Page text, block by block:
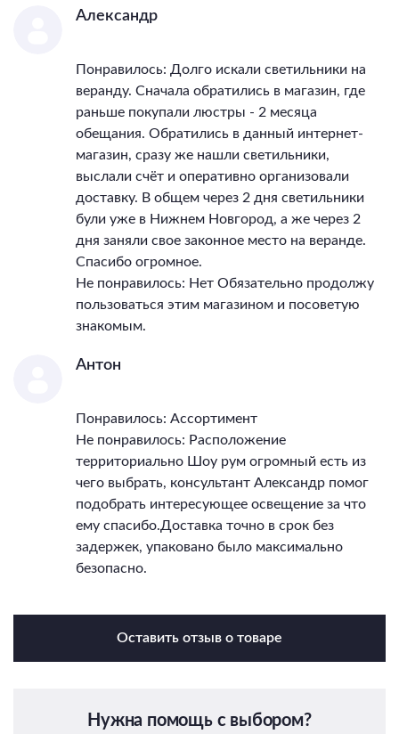
Александр
Понравилось: Долго искали светильники на
веранду. Сначала обратились в магазин, где
раньше покупали люстры - 2 месяца
обещания. Обратились в данный интернет-
магазин, сразу же нашли светильники,
выслали счёт и оперативно организовали
доставку. В общем через 2 дня светильники
були уже в Нижнем Новгород, а же через 2
дня заняли свое законное место на веранде.
Спасибо огромное.
Не понравилось: Нет Обязательно продолжу
пользоваться этим магазином и посоветую
знакомым.
Антон
Понравилось: Ассортимент
Не понравилось: Расположение
территориально Шоу рум огромный есть из
чего выбрать, консультант Александр помог
подобрать интересующее освещение за что
ему спасибо.Доставка точно в срок без
задержек, упаковано было максимально
безопасно.
Оставить отзыв о товаре
Нужна помощь с выбором?